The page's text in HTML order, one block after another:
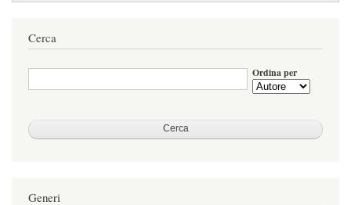
Cerca
Ordina per
Generi